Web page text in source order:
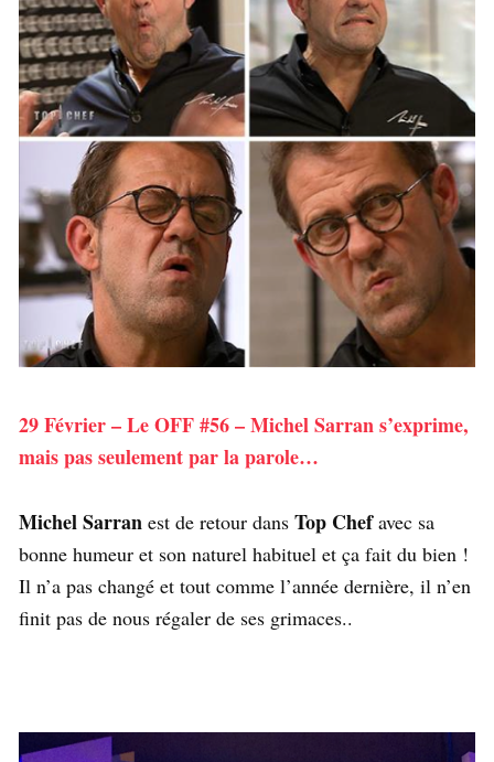
29 Février – Le OFF #56 – Michel Sarran s’exprime,
mais pas seulement par la parole…
Michel Sarran est de retour dans Top Chefavec sa
bonne humeur et son naturel habituel et ça fait du bien !
Il n’a pas changé et tout comme l’année dernière, il n’en
finit pas de nous régaler de ses grimaces..